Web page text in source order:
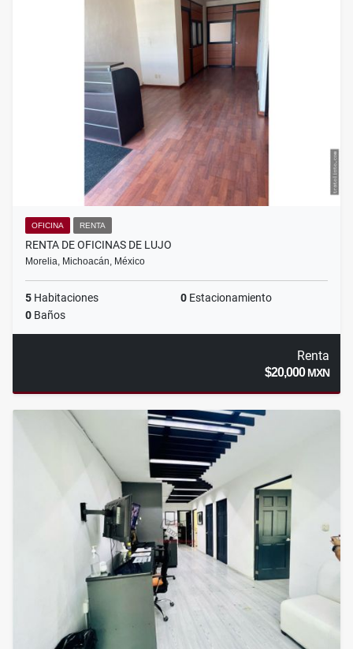
OFICINA RENTA
RENTA DE OFICINAS DE LUJO
Morelia, Michoacán, México
5 Habitaciones 0 Estacionamiento
0 Baños
Renta
$20,000MXN